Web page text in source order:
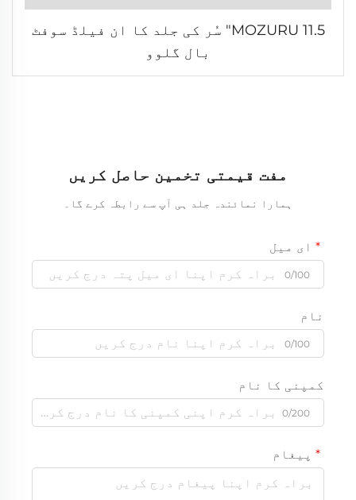
MOZURU 11.5" سُر کی جلد کا ان فیلڈ سوفٹ
بال گلوو
مفت قیمتی تخمین حاصل کریں
ہمارا نمائندہ جلد ہی آپ سے رابطہ کرے گا۔
ای میل
0/100
نام
0/100
کمپنی کا نام
0/200
پیغام